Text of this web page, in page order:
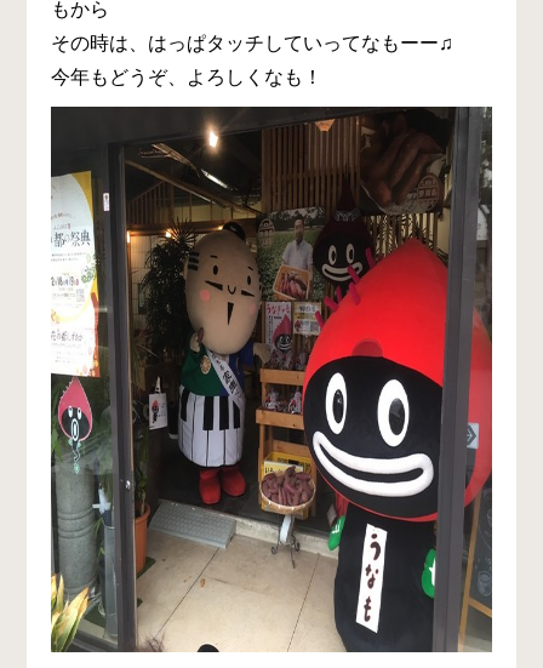
もから
その時は、はっぱタッチしていってなもーー♫
今年もどうぞ、よろしくなも！